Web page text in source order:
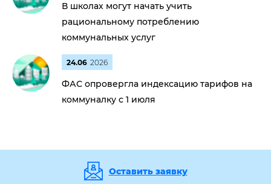
В школах могут начать учить
рациональному потреблению
коммунальных услуг
24.06 2026
ФАС опровергла индексацию тарифов на
коммуналку с 1 июля
Оставить заявку